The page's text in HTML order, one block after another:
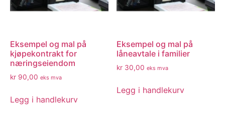
Eksempel og mal på
kjøpekontrakt for
næringseiendom
kr 90,00 eks mva
Legg i handlekurv
Eksempel og mal på
låneavtale i familier
kr 30,00 eks mva
Legg i handlekurv